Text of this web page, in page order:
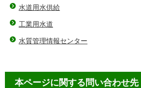
水道用水供給
工業用水道
水質管理情報センター
本ページに関する問い合わせ先